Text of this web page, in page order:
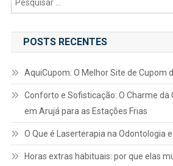
POSTS RECENTES
AquiCupom: O Melhor Site de Cupom
Conforto e Sofisticação: O Charme da
em Arujá para as Estações Frias
O Que é Laserterapia na Odontologia
Horas extras habituais: por que elas